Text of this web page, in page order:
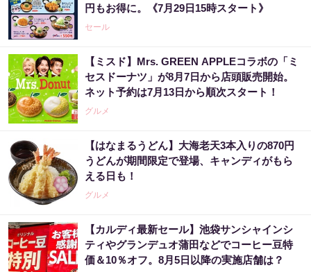
円もお得に。《7月29日15時スタート》
セール
【ミスド】Mrs. GREEN APPLEコラボの「ミ
セスドーナツ」が8月7日から店頭販売開始。
ネット予約は7月13日から順次スタート！
グルメ
【はなまるうどん】大海老天3本入りの870円
うどんが期間限定で登場、キャンディがもら
える日も！
グルメ
【カルディ最新セール】池袋サンシャインシ
ティやグランデュオ蒲田などでコーヒー豆特
価＆10％オフ。8月5日以降の実施店舗は？